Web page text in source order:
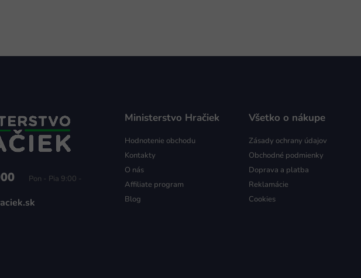
Pon - Pia 9:00 -
Ministerstvo Hračiek
Hodnotenie obchodu
Kontakty
O nás
Affiliate program
Blog
Všetko o nákupe
Zásady ochrany údajov
Obchodné podmienky
Doprava a platba
Reklamácie
Cookies